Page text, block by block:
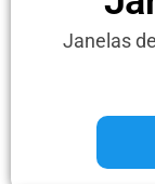
Janelas